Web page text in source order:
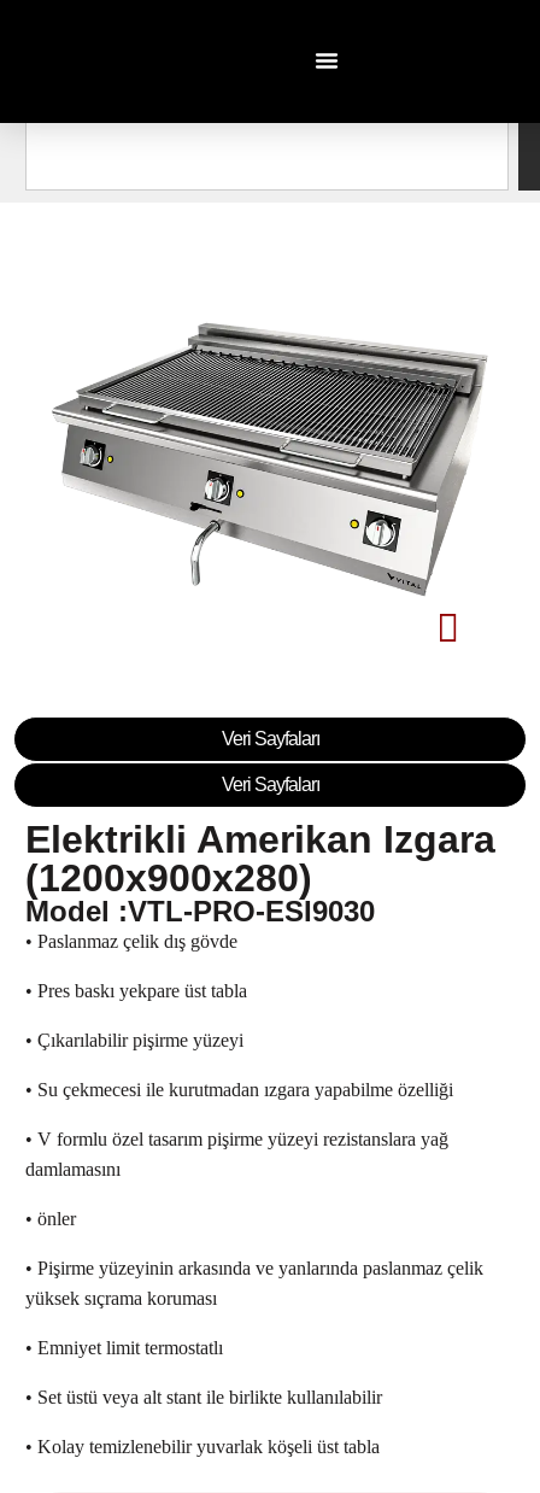
Elektrikli Amerikan Izgara
(1200x900x280)
Model :VTL-PRO-ESI9030
• Paslanmaz çelik dış gövde
• Pres baskı yekpare üst tabla
• Çıkarılabilir pişirme yüzeyi
• Su çekmecesi ile kurutmadan ızgara yapabilme özelliği
• V formlu özel tasarım pişirme yüzeyi rezistanslara yağ
damlamasını
• önler
• Pişirme yüzeyinin arkasında ve yanlarında paslanmaz çelik
yüksek sıçrama koruması
• Emniyet limit termostatlı
• Set üstü veya alt stant ile birlikte kullanılabilir
• Kolay temizlenebilir yuvarlak köşeli üst tabla
Veri Sayfaları
Veri Sayfaları